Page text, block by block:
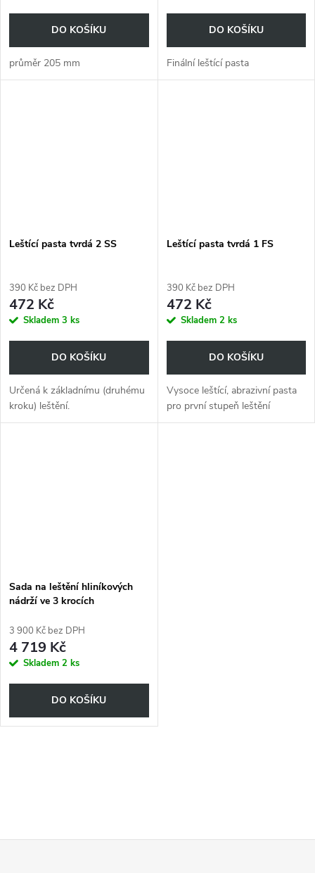
DO KOŠÍKU
průměr 205 mm
DO KOŠÍKU
Finální leštící pasta
Leštící pasta tvrdá 2 SS
390 Kč bez DPH
472 Kč
Skladem 3 ks
DO KOŠÍKU
Určená k základnímu (druhému
kroku) leštění.
Leštící pasta tvrdá 1 FS
390 Kč bez DPH
472 Kč
Skladem 2 ks
DO KOŠÍKU
Vysoce leštící, abrazivní pasta
pro první stupeň leštění
Sada na leštění hliníkových
nádrží ve 3 krocích
3 900 Kč bez DPH
4 719 Kč
Skladem 2 ks
DO KOŠÍKU